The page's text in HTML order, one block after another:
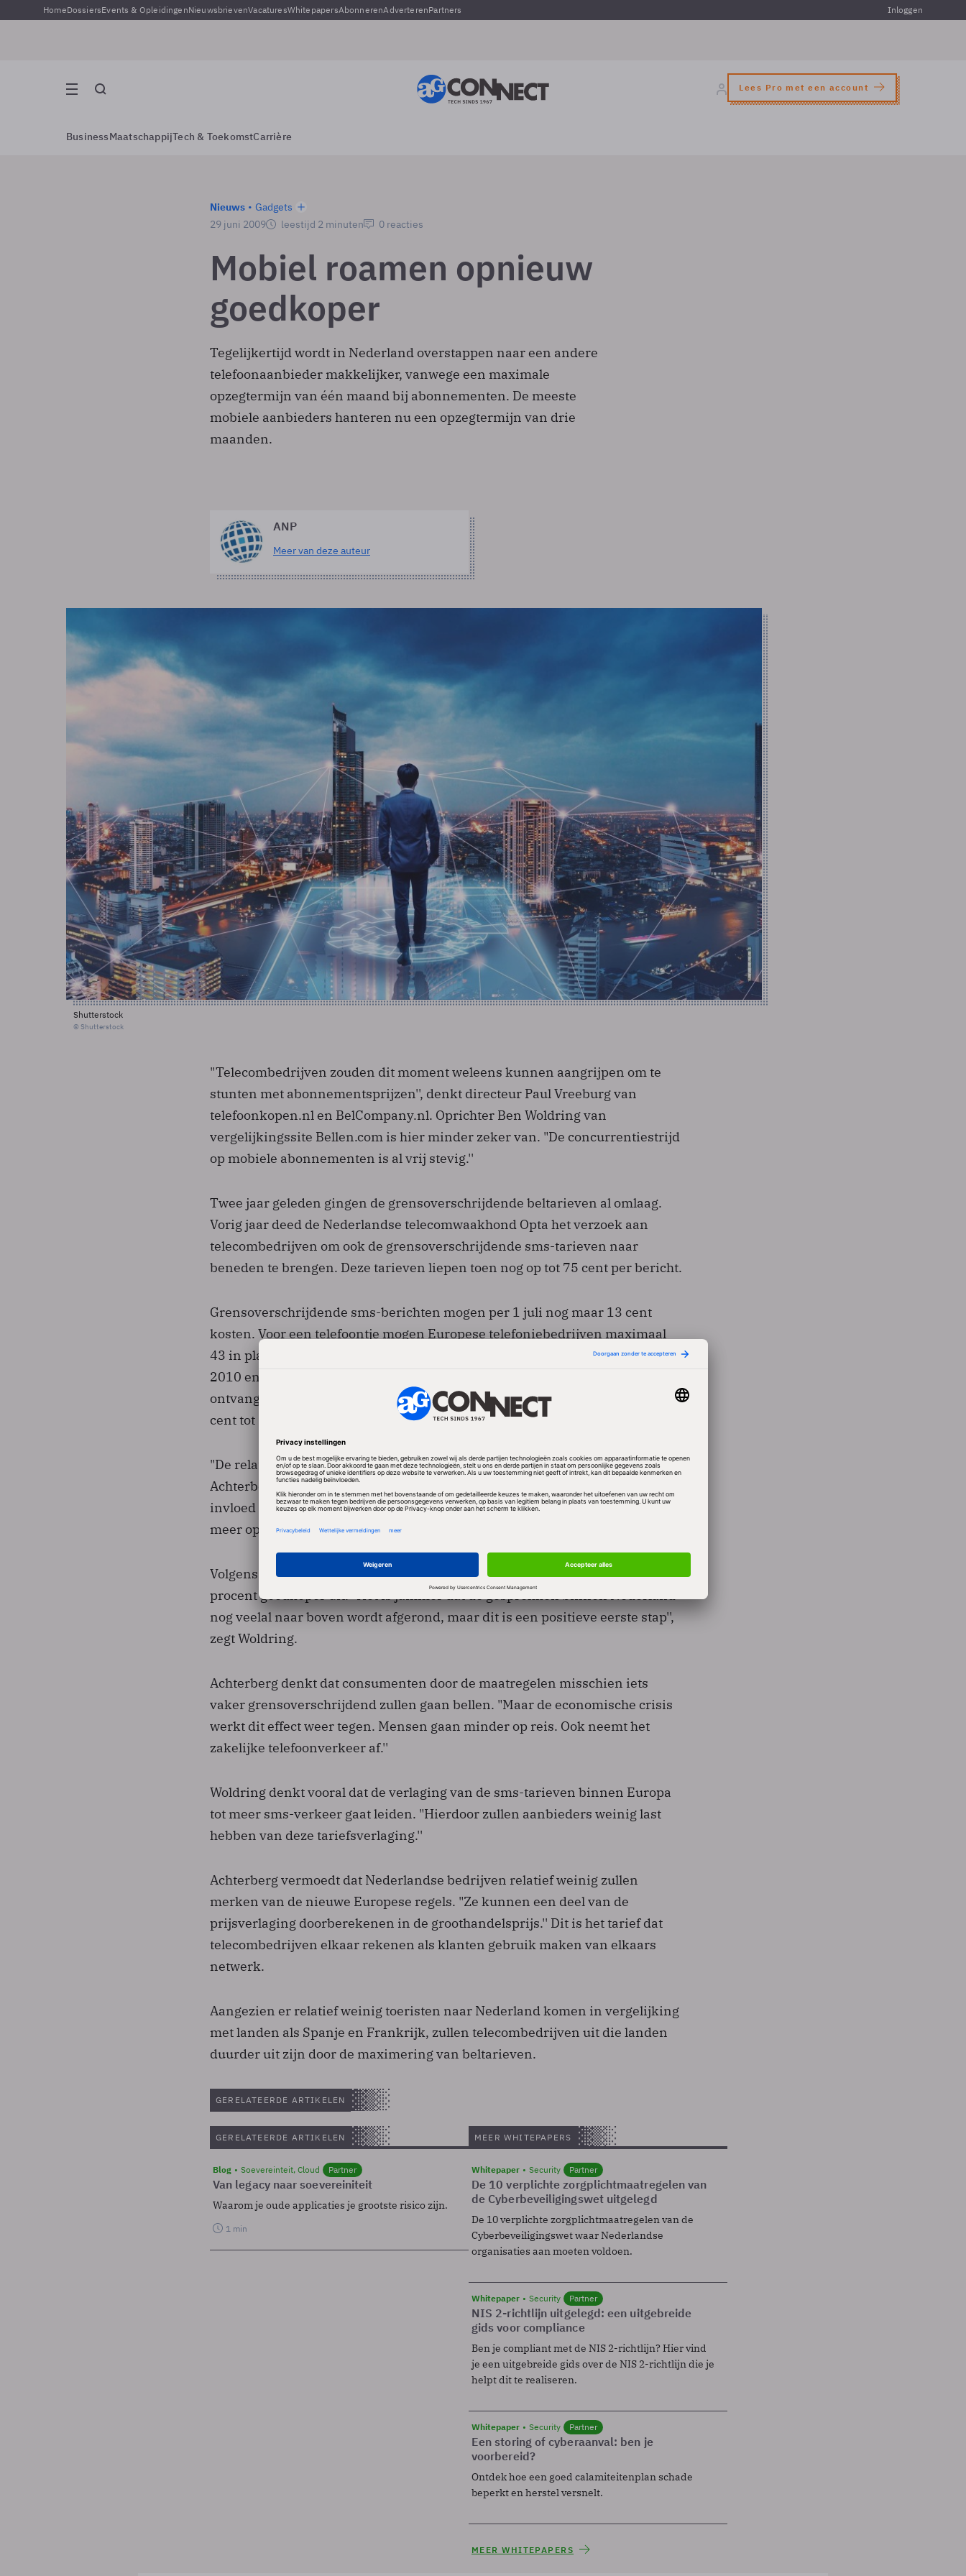
HomeDossiersEvents & OpleidingenNieuwsbrievenVacaturesWhitepapersAbonnerenAdverterenPartners Inloggen
Lees Pro met een account
BusinessMaatschappijTech & ToekomstCarrière
Nieuws
Gadgets
29 juni 2009
leestijd 2 minuten 0 reacties
Mobiel roamen opnieuw
goedkoper
Tegelijkertijd wordt in Nederland overstappen naar een andere
telefoonaanbieder makkelijker, vanwege een maximale
opzegtermijn van één maand bij abonnementen. De meeste
mobiele aanbieders hanteren nu een opzegtermijn van drie
maanden.
ANP
Meer van deze auteur
Shutterstock
© Shutterstock
"Telecombedrijven zouden dit moment weleens kunnen aangrijpen om te
stunten met abonnementsprijzen'', denkt directeur Paul Vreeburg van
telefoonkopen.nl en BelCompany.nl. Oprichter Ben Woldring van
vergelijkingssite Bellen.com is hier minder zeker van. "De concurrentiestrijd
op mobiele abonnementen is al vrij stevig.''
Twee jaar geleden gingen de grensoverschrijdende beltarieven al omlaag.
Vorig jaar deed de Nederlandse telecomwaakhond Opta het verzoek aan
telecombedrijven om ook de grensoverschrijdende sms-tarieven naar
beneden te brengen. Deze tarieven liepen toen nog op tot 75 cent per bericht.
Grensoverschrijdende sms-berichten mogen per 1 juli nog maar 13 cent
kosten. Voor een telefoontje mogen Europese telefoniebedrijven maximaal
43 in plaats van 46 cent per minuut (exclusief btw) in rekening brengen. In
2010 en 2011 wordt dit verder omlaaggebracht tot 35 cent. Ook het
ontvangen van een gesprek wordt goedkoper. Over twee jaar moet dit van 22
cent tot 11 cent per minuut zijn verlaagd.
"De relatieve verlaging van beltarieven is niet spectaculair'', vindt analist Ed
Achterberg van onderzoeksbureau Telecompaper. Wat volgens hem meer
invloed gaat hebben is een nieuwe regel dat internationale gesprekken niet
meer op de minuut naar boven mogen worden afgerond.
Volgens vergelijkingssite Bellen.com zijn bellers hierdoor ongeveer 24
procent goedkoper uit. "Het is jammer dat de gesprekken binnen Nederland
nog veelal naar boven wordt afgerond, maar dit is een positieve eerste stap'',
zegt Woldring.
Achterberg denkt dat consumenten door de maatregelen misschien iets
vaker grensoverschrijdend zullen gaan bellen. "Maar de economische crisis
werkt dit effect weer tegen. Mensen gaan minder op reis. Ook neemt het
zakelijke telefoonverkeer af.''
Woldring denkt vooral dat de verlaging van de sms-tarieven binnen Europa
tot meer sms-verkeer gaat leiden. "Hierdoor zullen aanbieders weinig last
hebben van deze tariefsverlaging.''
Achterberg vermoedt dat Nederlandse bedrijven relatief weinig zullen
merken van de nieuwe Europese regels. "Ze kunnen een deel van de
prijsverlaging doorberekenen in de groothandelsprijs.'' Dit is het tarief dat
telecombedrijven elkaar rekenen als klanten gebruik maken van elkaars
netwerk.
Aangezien er relatief weinig toeristen naar Nederland komen in vergelijking
met landen als Spanje en Frankrijk, zullen telecombedrijven uit die landen
duurder uit zijn door de maximering van beltarieven.
GERELATEERDE ARTIKELEN
GERELATEERDE ARTIKELEN
Blog Soevereinteit, Cloud Partner
Van legacy naar soevereiniteit
Waarom je oude applicaties je grootste risico zijn.
1 min
MEER WHITEPAPERS
Whitepaper Security Partner
De 10 verplichte zorgplichtmaatregelen van
de Cyberbeveiligingswet uitgelegd
De 10 verplichte zorgplichtmaatregelen van de
Cyberbeveiligingswet waar Nederlandse
organisaties aan moeten voldoen.
Whitepaper Security Partner
NIS 2-richtlijn uitgelegd: een uitgebreide
gids voor compliance
Ben je compliant met de NIS 2-richtlijn? Hier vind
je een uitgebreide gids over de NIS 2-richtlijn die je
helpt dit te realiseren.
Whitepaper Security Partner
Een storing of cyberaanval: ben je
voorbereid?
Ontdek hoe een goed calamiteitenplan schade
beperkt en herstel versnelt.
MEER WHITEPAPERS